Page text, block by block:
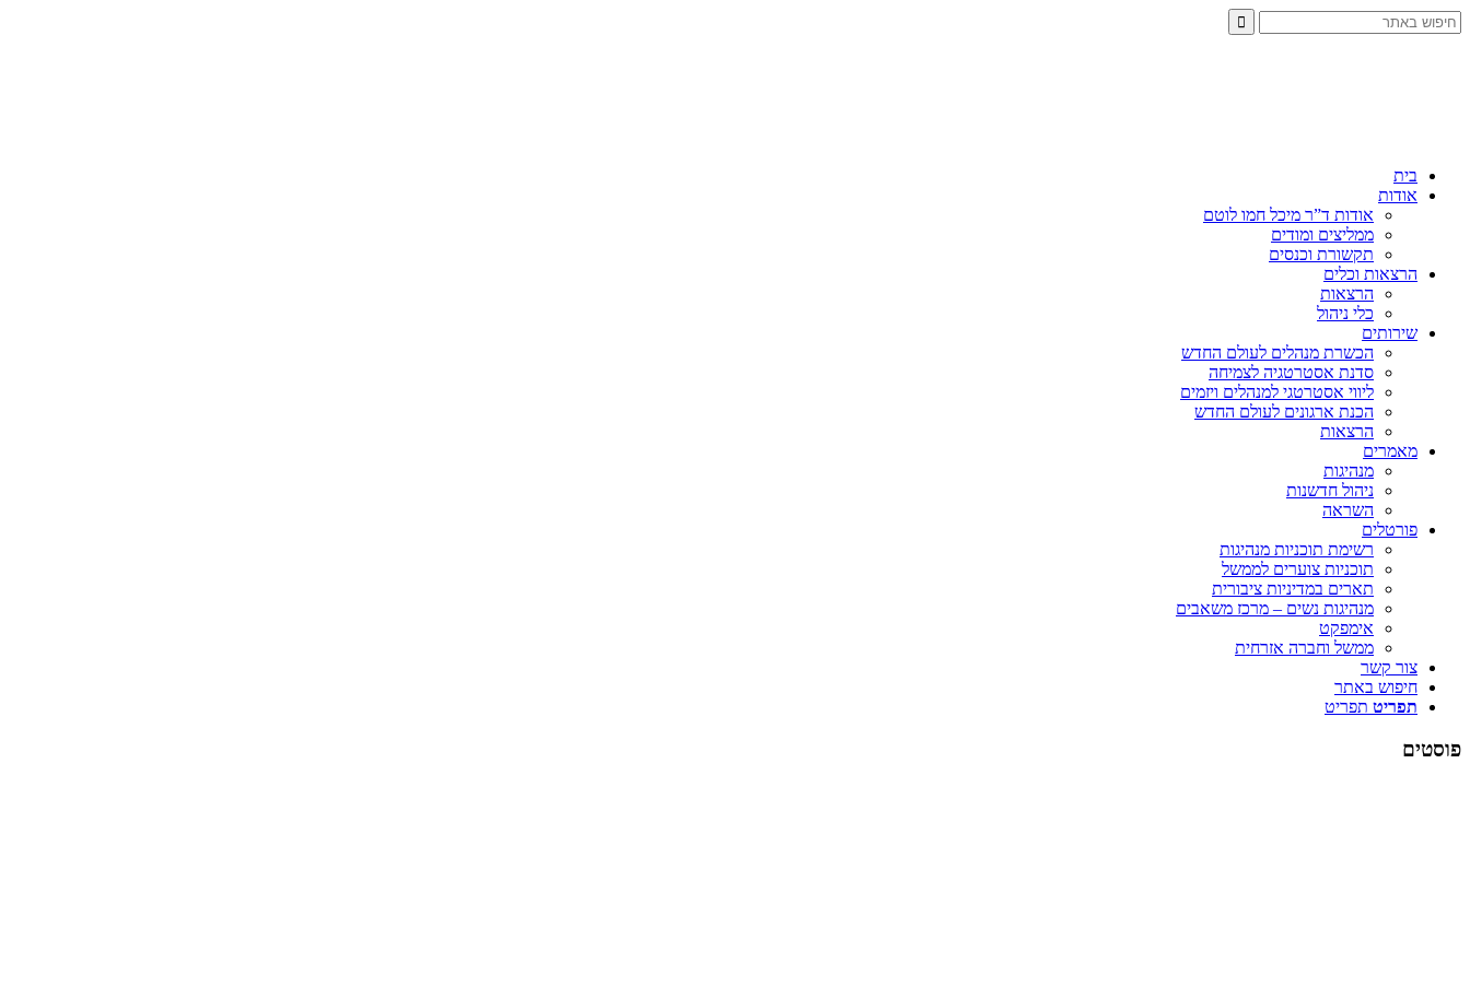
בית
אודות
אודות ד”ר מיכל חמו לוטם
ממליצים ומודים
תקשורת וכנסים
הרצאות וכלים
הרצאות
כלי ניהול
שירותים
הכשרת מנהלים לעולם החדש
סדנת אסטרטגיה לצמיחה
ליווי אסטרטגי למנהלים ויזמים
הכנת ארגונים לעולם החדש
הרצאות
מאמרים
מנהיגות
ניהול חדשנות
השראה
פורטלים
רשימת תוכניות מנהיגות
תוכניות צוערים לממשל
תארים במדיניות ציבורית
מנהיגות נשים – מרכז משאבים
אימפקט
ממשל וחברה אזרחית
צור קשר
חיפוש באתר
תפריט תפריט
פוסטים